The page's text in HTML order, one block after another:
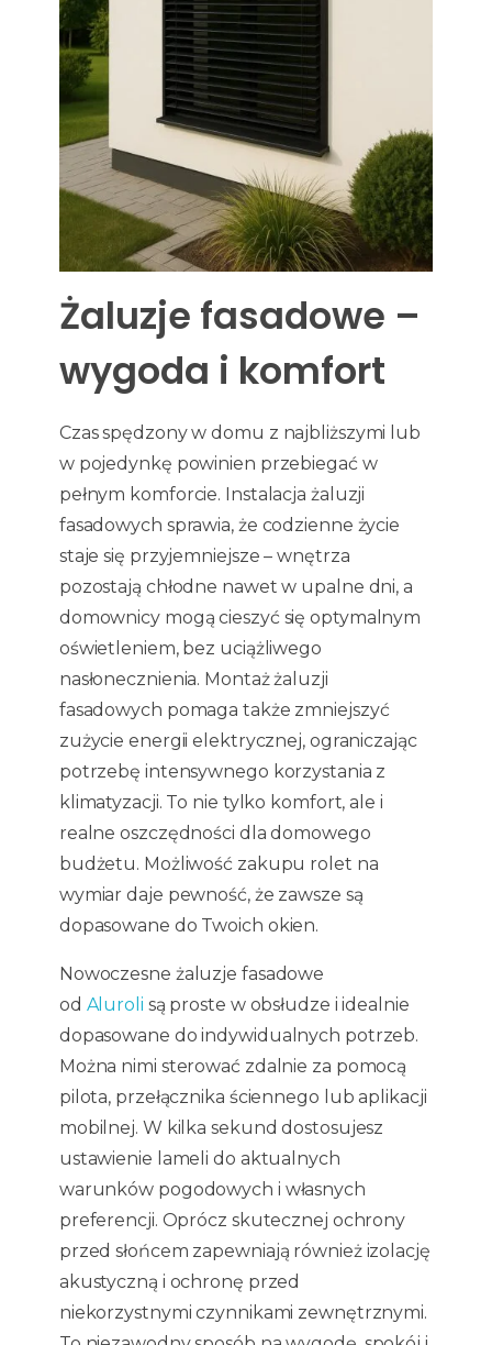
Żaluzje fasadowe –
wygoda i komfort
Czas spędzony w domu z najbliższymi lub
w pojedynkę powinien przebiegać w
pełnym komforcie. Instalacja żaluzji
fasadowych sprawia, że codzienne życie
staje się przyjemniejsze – wnętrza
pozostają chłodne nawet w upalne dni, a
domownicy mogą cieszyć się optymalnym
oświetleniem, bez uciążliwego
nasłonecznienia. Montaż żaluzji
fasadowych pomaga także zmniejszyć
zużycie energii elektrycznej, ograniczając
potrzebę intensywnego korzystania z
klimatyzacji. To nie tylko komfort, ale i
realne oszczędności dla domowego
budżetu. Możliwość zakupu rolet na
wymiar daje pewność, że zawsze są
dopasowane do Twoich okien.
Nowoczesne żaluzje fasadowe
od Aluroli są proste w obsłudze i idealnie
dopasowane do indywidualnych potrzeb.
Można nimi sterować zdalnie za pomocą
pilota, przełącznika ściennego lub aplikacji
mobilnej. W kilka sekund dostosujesz
ustawienie lameli do aktualnych
warunków pogodowych i własnych
preferencji. Oprócz skutecznej ochrony
przed słońcem zapewniają również izolację
akustyczną i ochronę przed
niekorzystnymi czynnikami zewnętrznymi.